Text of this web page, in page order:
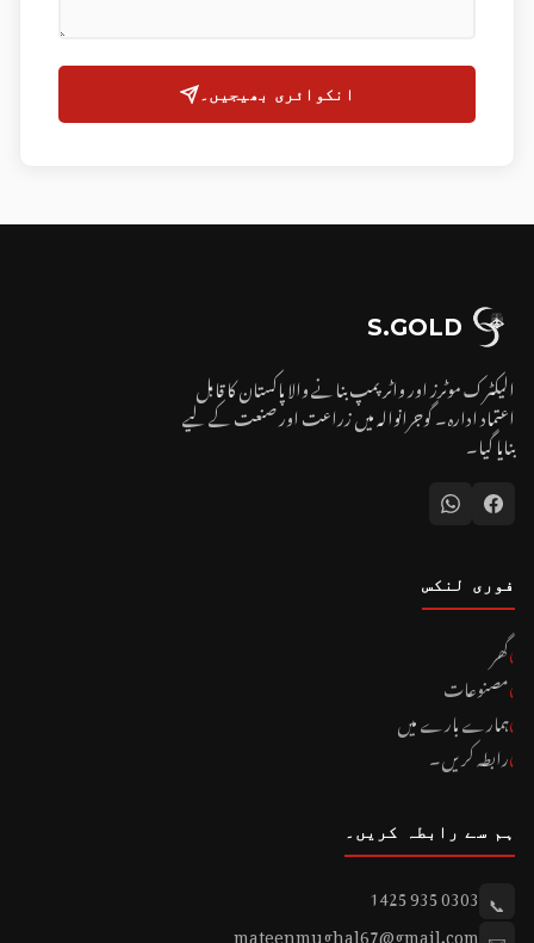
انکوائری بھیجیں۔
S.GOLD
الیکٹرک موٹرز اور واٹر پمپ بنانے والا پاکستان کا قابل
اعتماد ادارہ۔ گوجرانوالہ میں زراعت اور صنعت کے لیے
بنایا گیا۔
فوری لنکس
گھر
مصنوعات
ہمارے بارے میں
رابطہ کریں۔
ہم سے رابطہ کریں۔
📞
0303 935 1425
mateenmughal67@gmail.com